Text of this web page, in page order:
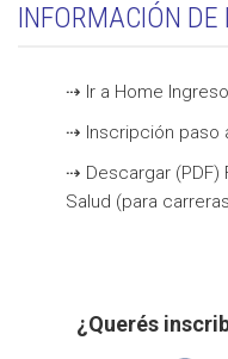
INFORMACIÓN DE
⇢ Ir a Home
⇢ Inscripción paso
⇢ Descargar (PDF)
Salud (para
¿Querés